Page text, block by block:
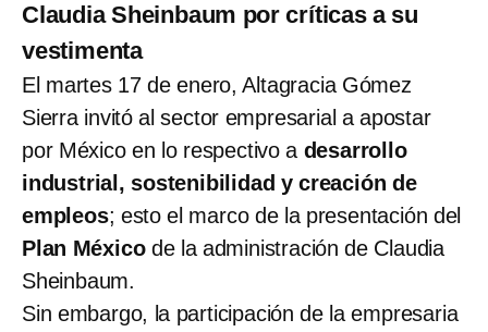
Claudia Sheinbaum por críticas a su
vestimenta
El martes 17 de enero, Altagracia Gómez
Sierra invitó al sector empresarial a apostar
por México en lo respectivo a desarrollo
industrial, sostenibilidad y creación de
empleos; esto el marco de la presentación del
Plan Méxicode la administración de Claudia
Sheinbaum.
Sin embargo, la participación de la empresaria